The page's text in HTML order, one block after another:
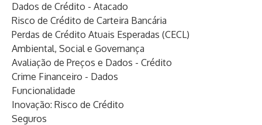
Dados de Crédito - Atacado
Risco de Crédito de Carteira Bancária
Perdas de Crédito Atuais Esperadas (CECL)
Ambiental, Social e Governança
Avaliação de Preços e Dados - Crédito
Crime Financeiro - Dados
Funcionalidade
Inovação: Risco de Crédito
Seguros